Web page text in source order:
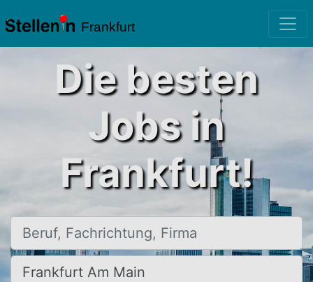
Frankfurt
Die besten
Jobs in
Frankfurt!
Beruf, Fachrichtung, Firma
Ort, Stadt